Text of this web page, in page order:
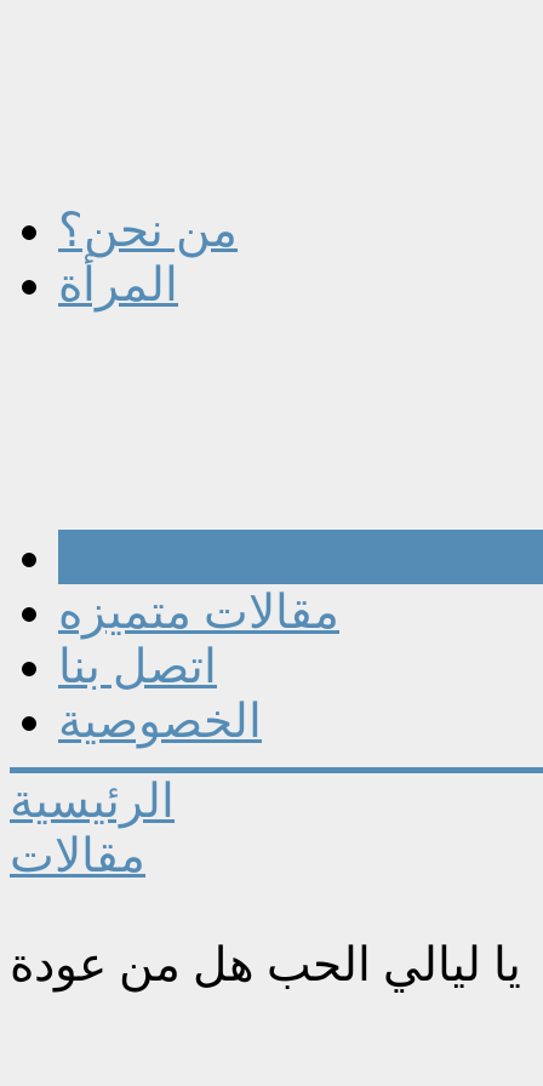
من نحن؟
المرأة
مقالات متميزه
اتصل بنا
الخصوصية
الرئيسية
مقالات
يا ليالي الحب هل من عودة